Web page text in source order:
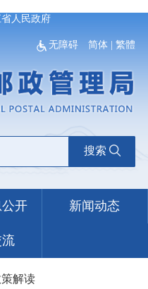
人民政府
无障碍 简体 |繁體
搜索
开 新闻动态
解读